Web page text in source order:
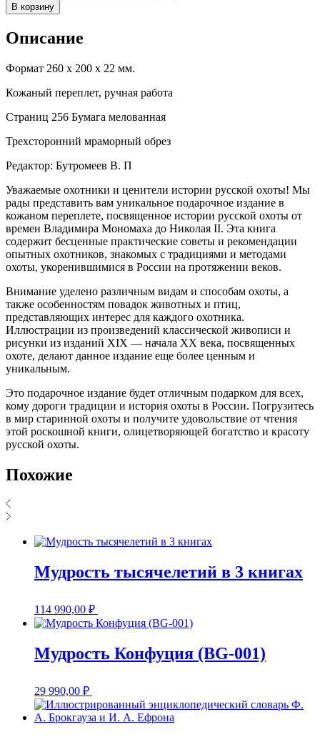
В корзину
Описание
Формат 260 х 200 х 22 мм.
Кожаный переплет, ручная работа
Страниц 256 Бумага мелованная
Трехсторонний мраморный обрез
Редактор: Бутромеев В. П
Уважаемые охотники и ценители истории русской охоты! Мы
рады представить вам уникальное подарочное издание в
кожаном переплете, посвященное истории русской охоты от
времен Владимира Мономаха до Николая II. Эта книга
содержит бесценные практические советы и рекомендации
опытных охотников, знакомых с традициями и методами
охоты, укоренившимися в России на протяжении веков.
Внимание уделено различным видам и способам охоты, а
также особенностям повадок животных и птиц,
представляющих интерес для каждого охотника.
Иллюстрации из произведений классической живописи и
рисунки из изданий XIX — начала XX века, посвященных
охоте, делают данное издание еще более ценным и
уникальным.
Это подарочное издание будет отличным подарком для всех,
кому дороги традиции и история охоты в России. Погрузитесь
в мир старинной охоты и получите удовольствие от чтения
этой роскошной книги, олицетворяющей богатство и красоту
русской охоты.
Похожие
Мудрость тысячелетий в 3 книгах
114 990,00 ₽
Мудрость Конфуция (BG-001)
29 990,00 ₽